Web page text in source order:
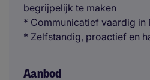
begrijpelijk te maken
* Communicatief vaardig in
* Zelfstandig, proactief en
Aanbod